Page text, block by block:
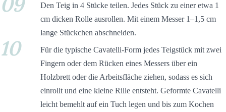
Den Teig in 4 Stücke teilen. Jedes Stück zu einer etwa 1
cm dicken Rolle ausrollen. Mit einem Messer 1–1,5 cm
lange Stückchen abschneiden.
10
Für die typische Cavatelli-Form jedes Teigstück mit zwei
Fingern oder dem Rücken eines Messers über ein
Holzbrett oder die Arbeitsfläche ziehen, sodass es sich
einrollt und eine kleine Rille entsteht. Geformte Cavatelli
leicht bemehlt auf ein Tuch legen und bis zum Kochen